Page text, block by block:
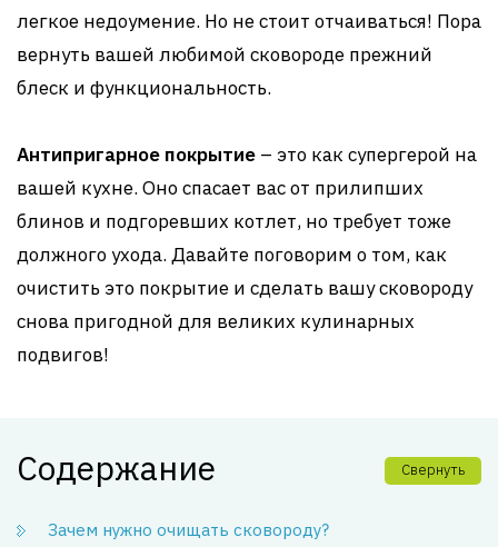
легкое недоумение. Но не стоит отчаиваться! Пора
вернуть вашей любимой сковороде прежний
блеск и функциональность.
Антипригарное покрытие – это как супергерой на
вашей кухне. Оно спасает вас от прилипших
блинов и подгоревших котлет, но требует тоже
должного ухода. Давайте поговорим о том, как
очистить это покрытие и сделать вашу сковороду
снова пригодной для великих кулинарных
подвигов!
Содержание Свернуть
Зачем нужно очищать сковороду?